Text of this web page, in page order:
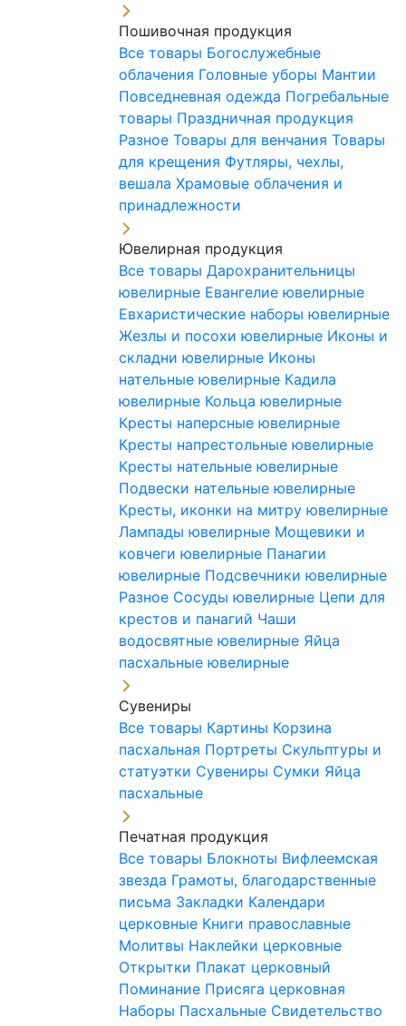
Пошивочная продукция
Все товары Богослужебные
облачения Головные уборы Мантии
Повседневная одежда Погребальные
товары Праздничная продукция
Разное Товары для венчания Товары
для крещения Футляры, чехлы,
вешала Храмовые облачения и
принадлежности
Ювелирная продукция
Все товары Дарохранительницы
ювелирные Евангелие ювелирные
Евхаристические наборы ювелирные
Жезлы и посохи ювелирные Иконы и
складни ювелирные Иконы
нательные ювелирные Кадила
ювелирные Кольца ювелирные
Кресты наперсные ювелирные
Кресты напрестольные ювелирные
Кресты нательные ювелирные
Подвески нательные ювелирные
Кресты, иконки на митру ювелирные
Лампады ювелирные Мощевики и
ковчеги ювелирные Панагии
ювелирные Подсвечники ювелирные
Разное Сосуды ювелирные Цепи для
крестов и панагий Чаши
водосвятные ювелирные Яйца
пасхальные ювелирные
Сувениры
Все товары Картины Корзина
пасхальная Портреты Скульптуры и
статуэтки Сувениры Сумки Яйца
пасхальные
Печатная продукция
Все товары Блокноты Вифлеемская
звезда Грамоты, благодарственные
письма Закладки Календари
церковные Книги православные
Молитвы Наклейки церковные
Открытки Плакат церковный
Поминание Присяга церковная
Наборы Пасхальные Свидетельство